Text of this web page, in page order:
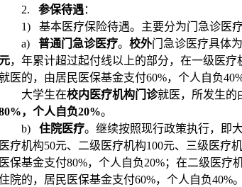
2.
参保待遇：
1)
基本医疗保险待遇。主要分为门急诊医
a)
普通门急诊医疗。 校外门急诊医疗具体
元，年累计超过起付线以上的部分，在一级医
医的，由居民医保基金支付60%，个人自负
大学生在校内医疗机构门诊就医，所发生的
，个人自负20%。
b)
住院医疗。继续按照现行政策执行，即
医疗机构50元、二级医疗机构100元、三级医疗
医保基金支付80%，个人自负20%；在二级医疗
院的，居民医保基金支付60%，个人自负40%。